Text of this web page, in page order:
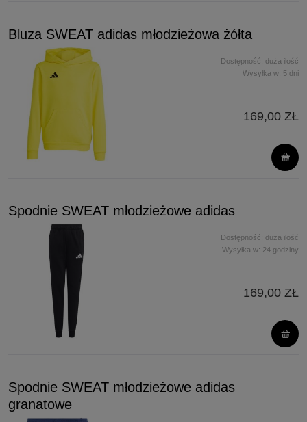
Bluza SWEAT adidas młodzieżowa żółta
Dostępność: duża ilość
Wysyłka w: 5 dni
169,00 ZŁ
Spodnie SWEAT młodzieżowe adidas
Dostępność: duża ilość
Wysyłka w: 24 godziny
169,00 ZŁ
Spodnie SWEAT młodzieżowe adidas
granatowe